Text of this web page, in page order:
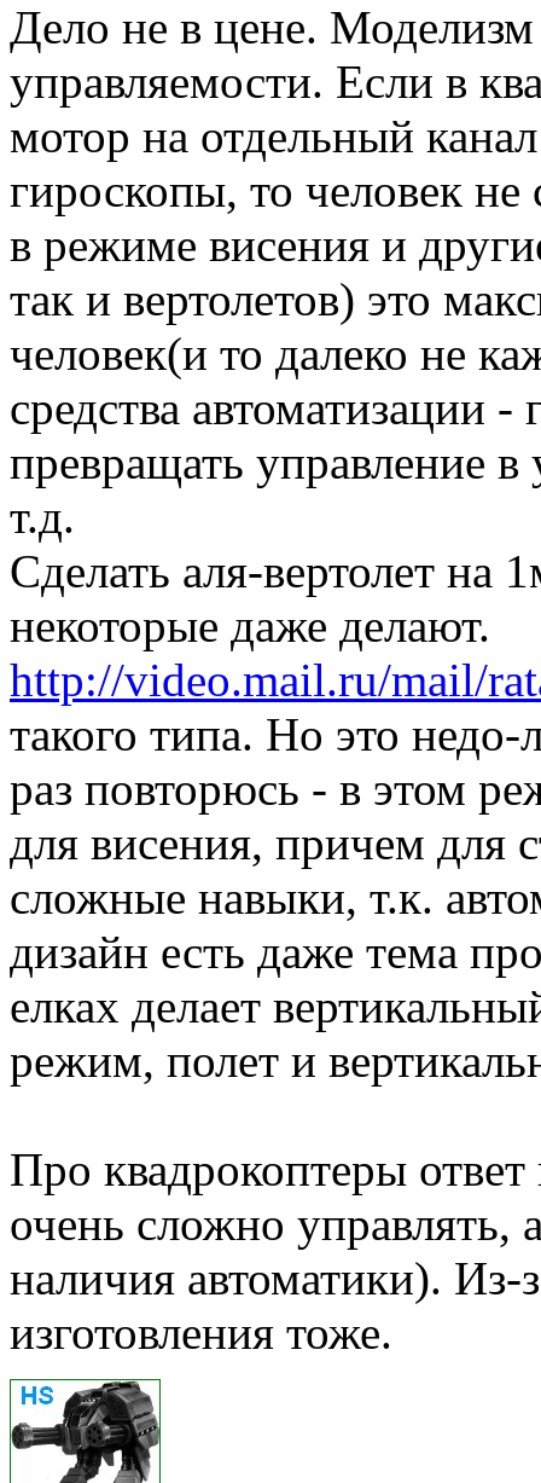
Дело не в цене.
управляемости. Если в
мотор на отдельный
гироскопы, то человек
в режиме висения и
так и вертолетов) это
человек(и то далеко не
средства автоматизации
превращать управление
т.д.
Сделать аля-вертолет на
некоторые даже делают.
http://video.mail.ru/mail/
такого типа. Но это недо-
раз повторюсь - в этом
для висения, причем для
сложные навыки, т.к.
дизайн есть даже тема
елках делает
режим, полет и
Про квадрокоптеры
очень сложно управлять,
наличия автоматики). Из-
изготовления тоже.